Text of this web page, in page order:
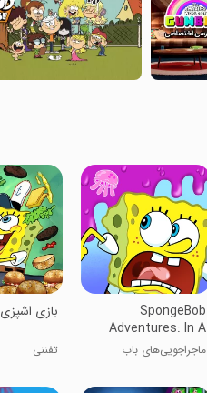
SpongeBob
Adventures: In A
Jam
ماجراجویی‌های باب
‏بازی اشپزی
تفننی